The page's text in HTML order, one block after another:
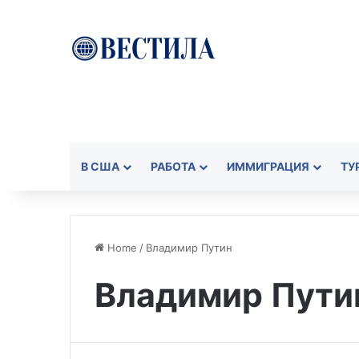
В США РАБОТА ИММИГРАЦИЯ
Home / Владимир Путин
Владимир